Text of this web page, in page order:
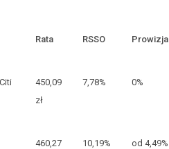
Rata RSSO Prowizja
450,09
zł
7,78% 0%
460,27
10,19% od 4,49%